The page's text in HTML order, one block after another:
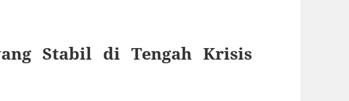
Stabil di Tengah Krisis